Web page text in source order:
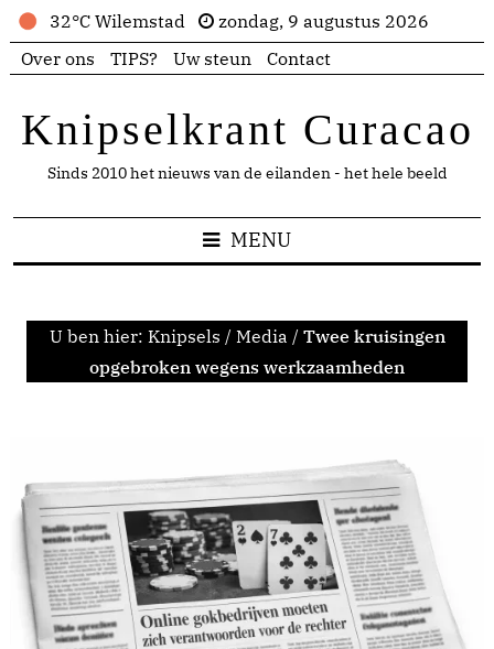
32°C Wilemstad
zondag, 9 augustus 2026
Over ons
TIPS? Uw steun Contact
Knipselkrant Curacao
Sinds 2010 het nieuws van de eilanden - het hele beeld
MENU
U ben hier: Knipsels / Media / Twee kruisingen
opgebroken wegens werkzaamheden